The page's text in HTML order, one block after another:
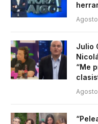
Julio
“Me